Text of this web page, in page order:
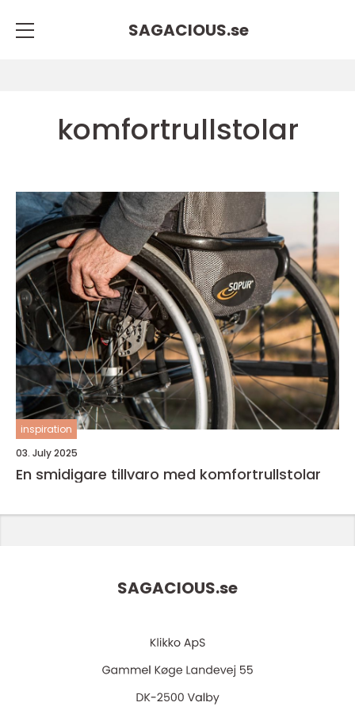
SAGACIOUS.se
komfortrullstolar
inspiration
03. July 2025
En smidigare tillvaro med komfortrullstolar
SAGACIOUS.se